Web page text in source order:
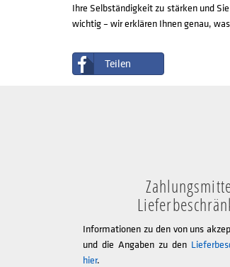
Ihre Selbständigkeit zu stärken und
wichtig – wir erklären Ihnen genau,
Teilen
Informationen zu den von uns
und die Angaben zu den
hier.